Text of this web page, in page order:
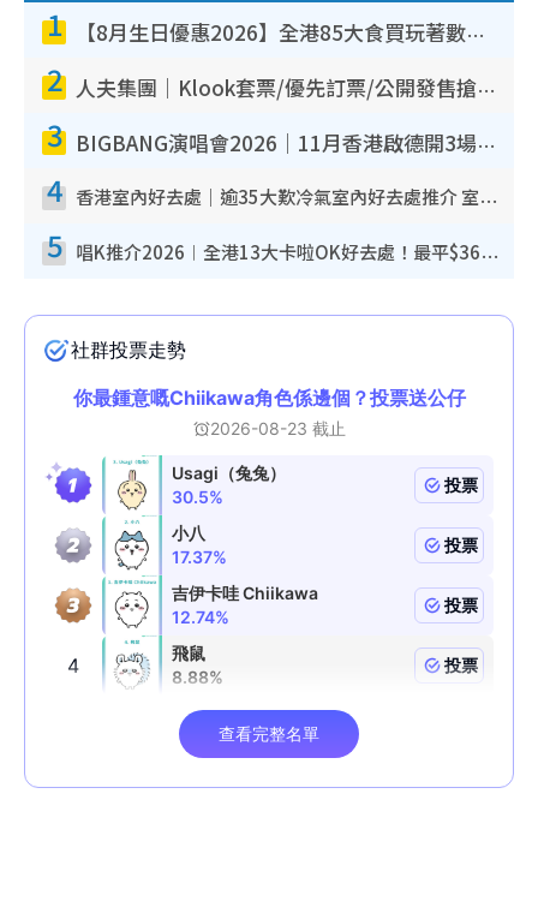
1 【8月生日優惠2026】全港85大食買玩著數攻略 自助餐/火鍋放題同行免費＋誠品/DONKI送現金券
2 人夫集團｜Klook套票/優先訂票/公開發售搶飛攻略！附票價.購票連結.場地座位表
3 BIGBANG演唱會2026｜11月香港啟德開3場！實名制VIP申請、優先購票攻略
4 香港室內好去處｜逾35大歎冷氣室內好去處推介 室內活動免費避雨無懼落雨
5 唱K推介2026︱全港13大卡啦OK好去處！最平$36起 日文K都有！(附地址+收費詳情)